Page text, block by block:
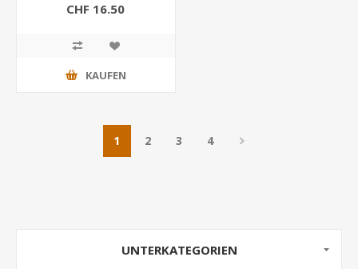
CHF 16.50
KAUFEN
1 2 3 4
UNTERKATEGORIEN